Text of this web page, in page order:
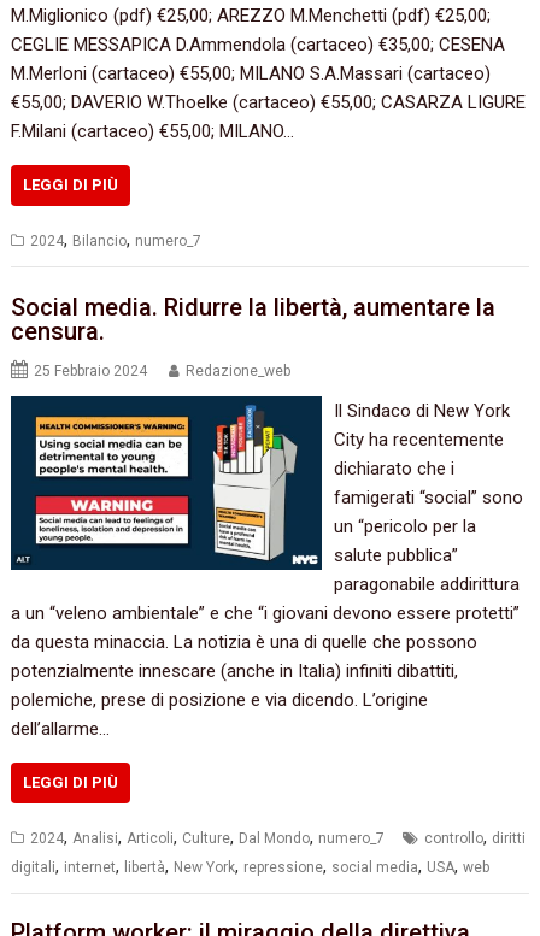
M.Miglionico (pdf) €25,00; AREZZO M.Menchetti (pdf) €25,00;
CEGLIE MESSAPICA D.Ammendola (cartaceo) €35,00; CESENA
M.Merloni (cartaceo) €55,00; MILANO S.A.Massari (cartaceo)
€55,00; DAVERIO W.Thoelke (cartaceo) €55,00; CASARZA LIGURE
F.Milani (cartaceo) €55,00; MILANO…
LEGGI DI PIÙ
2024, Bilancio, numero_7
Social media. Ridurre la libertà, aumentare la
censura.
25 Febbraio 2024 Redazione_web
Il Sindaco di New York
City ha recentemente
dichiarato che i
famigerati “social” sono
un “pericolo per la
salute pubblica”
paragonabile addirittura
a un “veleno ambientale” e che “i giovani devono essere protetti”
da questa minaccia. La notizia è una di quelle che possono
potenzialmente innescare (anche in Italia) infiniti dibattiti,
polemiche, prese di posizione e via dicendo. L’origine
dell’allarme…
LEGGI DI PIÙ
2024, Analisi, Articoli, Culture, Dal Mondo, numero_7 controllo, diritti
digitali, internet, libertà, New York, repressione, social media, USA,web